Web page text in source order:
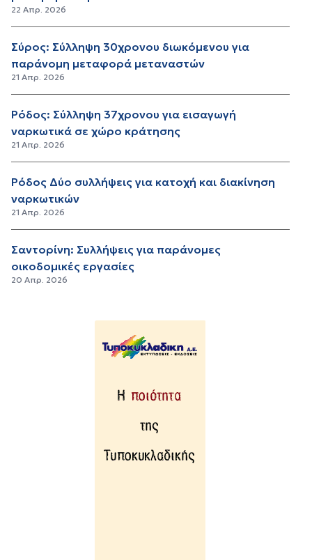
22 Απρ. 2026
Σύρος: Σύλληψη 30χρονου διωκόμενου για
παράνομη μεταφορά μεταναστών
21 Απρ. 2026
Ρόδος: Σύλληψη 37χρονου για εισαγωγή
ναρκωτικά σε χώρο κράτησης
21 Απρ. 2026
Ρόδος Δύο συλλήψεις για κατοχή και διακίνηση
ναρκωτικών
21 Απρ. 2026
Σαντορίνη: Συλλήψεις για παράνομες
οικοδομικές εργασίες
20 Απρ. 2026